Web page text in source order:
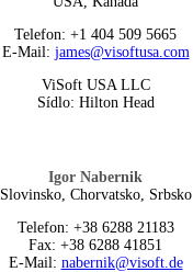
Telefon: +1 404 509 5665
E-Mail: james@visoftusa.com
ViSoft USA LLC
Sídlo: Hilton Head
Igor Nabernik
Slovinsko, Chorvatsko, Srbsko
Telefon: +38 6288 21183
Fax: +38 6288 41851
E-Mail: nabernik@visoft.de